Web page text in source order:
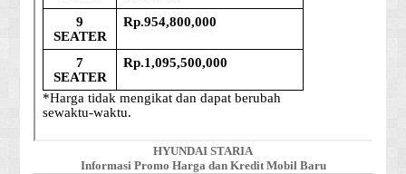
HYUNDAI STARIA
Informasi Promo Harga dan Kredit Mobil Baru